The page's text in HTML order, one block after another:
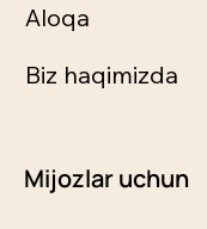
Aloqa
Biz haqimizda
Mijozlar uchun